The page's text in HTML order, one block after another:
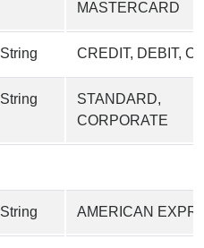
MASTERCARD
String CREDIT, DEBIT,
String
STANDARD,
CORPORATE
String AMERICAN